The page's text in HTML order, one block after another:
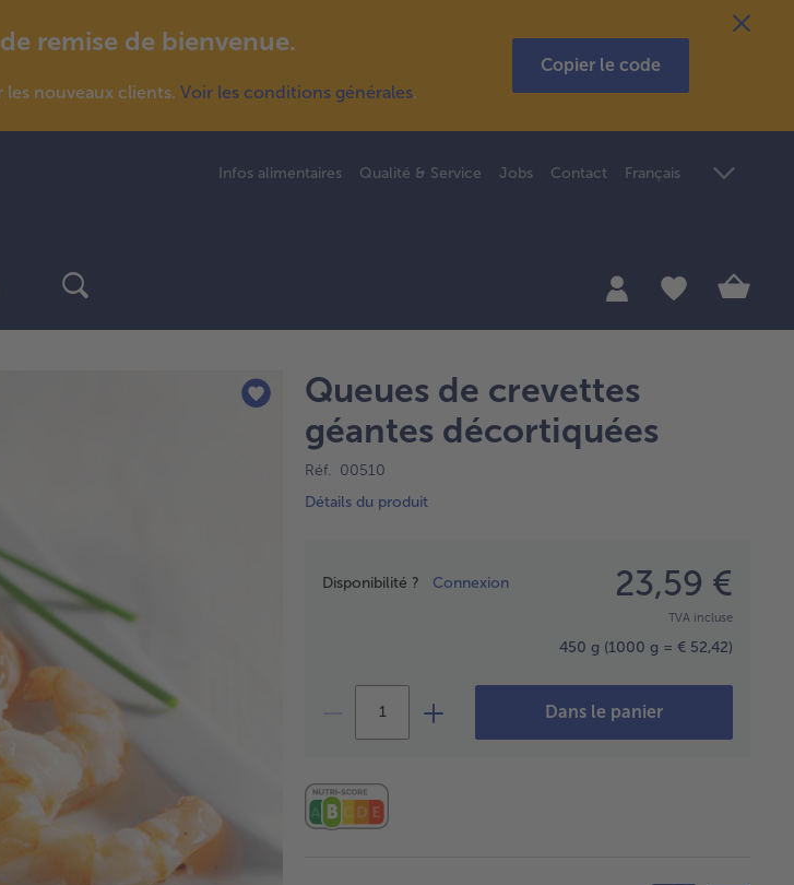
remise de bienvenue.
nouveaux clients. Voir les conditions générales.
Copier le code
Infos alimentaires Qualité & Service Jobs Contact Français
Queues de crevettes
géantes décortiquées
Réf. 00510
Détails du produit
Disponibilité ? Connexion 23,59 €
TVA incluse
450 g (1000 g = € 52,42)
Dans le panier